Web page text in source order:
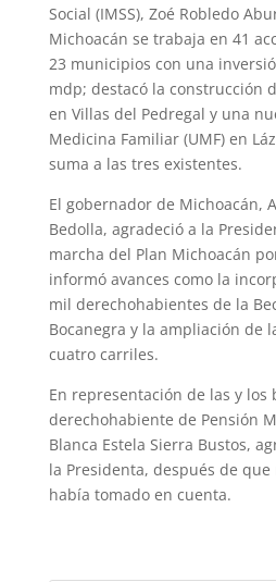
Social (IMSS), Zoé Robledo
Michoacán se trabaja en 41
23 municipios con una
mdp; destacó la construcción
en Villas del Pedregal y una
Medicina Familiar (UMF) en
suma a las tres existentes.
El gobernador de Michoacán,
Bedolla, agradeció a la
marcha del Plan Michoacán
informó avances como la
mil derechohabientes de la
Bocanegra y la ampliación de
cuatro carriles.
En representación de las y los
derechohabiente de Pensión
Blanca Estela Sierra Bustos,
la Presidenta, después de
había tomado en cuenta.